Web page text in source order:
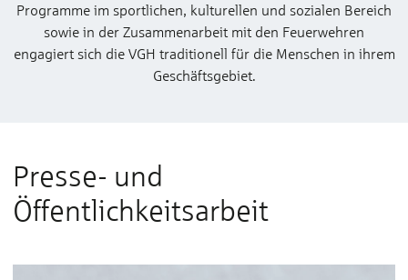
Programme im sportlichen, kulturellen und sozialen Bereich
sowie in der Zusammenarbeit mit den Feuerwehren
engagiert sich die VGH traditionell für die Menschen in ihrem
Geschäftsgebiet.
Presse- und
Öffentlichkeitsarbeit